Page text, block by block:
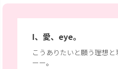
I、愛、eye。
こうありたいと願う理想
ーー。